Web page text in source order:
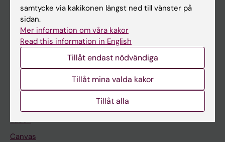
Om KI
På gång
Ladok
Canvas
samtycke via kakikonen längst ned till vänster på
sidan.
Mer information om våra kakor
Read this information in English
Tillåt endast nödvändiga
Tillåt mina valda kakor
Tillåt alla